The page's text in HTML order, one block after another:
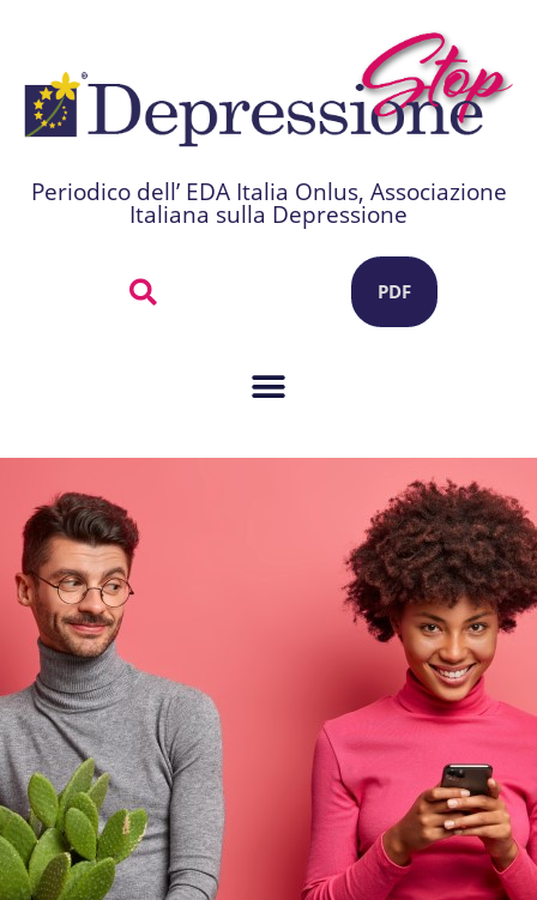
Periodico dell’ EDA Italia Onlus, Associazione
Italiana sulla Depressione
PDF